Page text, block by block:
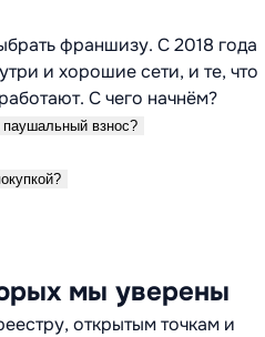
франшизу. С 2018 года
и хорошие сети, и те, что
С чего начнём?
паушальный взнос?
мы уверены
открытым точкам и